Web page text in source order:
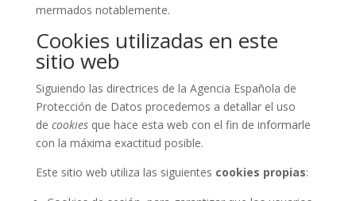
mermados notablemente.
Cookies utilizadas en este
sitio web
Siguiendo las directrices de la Agencia Española de
Protección de Datos procedemos a detallar el uso
de cookiesque hace esta web con el fin de informarle
con la máxima exactitud posible.
Este sitio web utiliza las siguientes cookies propias: